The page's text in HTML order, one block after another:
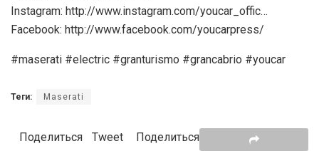
Instagram: http://www.instagram.com/youcar_offic…
Facebook: http://www.facebook.com/youcarpress/
#maserati #electric #granturismo #grancabrio #youcar
Теги: Maserati
Поделиться Tweet Поделиться